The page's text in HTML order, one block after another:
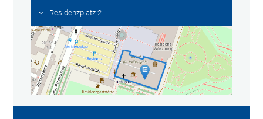
Residenzplatz 2